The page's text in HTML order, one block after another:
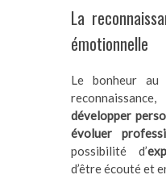
La
émotionnelle
Le bonheur au
développer
évoluer
possibilité d’
d’être écouté et